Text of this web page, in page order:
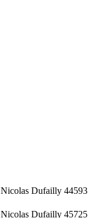
Nicolas Dufailly 44593
Nicolas Dufailly 45725